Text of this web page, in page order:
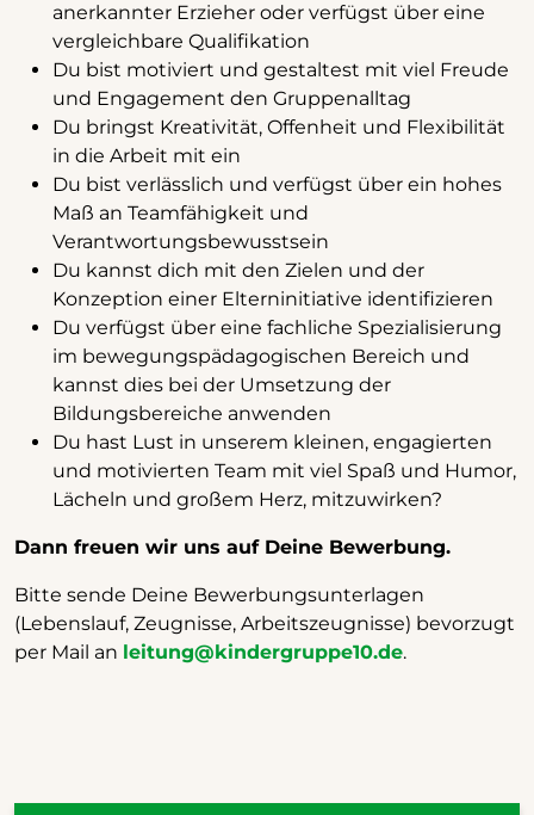
anerkannter Erzieher oder verfügst über eine
vergleichbare Qualifikation
Du bist motiviert und gestaltest mit viel Freude
und Engagement den Gruppenalltag
Du bringst Kreativität, Offenheit und Flexibilität
in die Arbeit mit ein
Du bist verlässlich und verfügst über ein hohes
Maß an Teamfähigkeit und
Verantwortungsbewusstsein
Du kannst dich mit den Zielen und der
Konzeption einer Elterninitiative identifizieren
Du verfügst über eine fachliche Spezialisierung
im bewegungspädagogischen Bereich und
kannst dies bei der Umsetzung der
Bildungsbereiche anwenden
Du hast Lust in unserem kleinen, engagierten
und motivierten Team mit viel Spaß und Humor,
Lächeln und großem Herz, mitzuwirken?
Dann freuen wir uns auf Deine Bewerbung.
Bitte sende Deine Bewerbungsunterlagen
(Lebenslauf, Zeugnisse, Arbeitszeugnisse) bevorzugt
per Mail an leitung@kindergruppe10.de.